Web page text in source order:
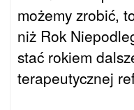
możemy zrobić,
niż Rok
stać rokiem
terapeutycznej